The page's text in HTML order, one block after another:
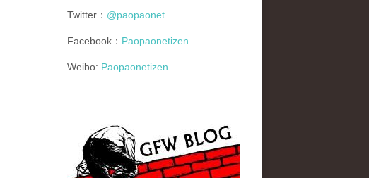
Twitter： @paopaonet
Facebook： Paopaonetizen
Weibo: Paopaonetizen
gfw_blog_small.jpg